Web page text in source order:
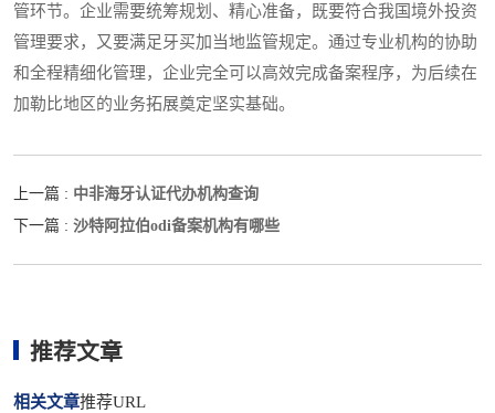
管环节。企业需要统筹规划、精心准备，既要符合我国境外投资
管理要求，又要满足牙买加当地监管规定。通过专业机构的协助
和全程精细化管理，企业完全可以高效完成备案程序，为后续在
加勒比地区的业务拓展奠定坚实基础。
上一篇 : 中非海牙认证代办机构查询
下一篇 : 沙特阿拉伯odi备案机构有哪些
推荐文章
相关文章推荐URL